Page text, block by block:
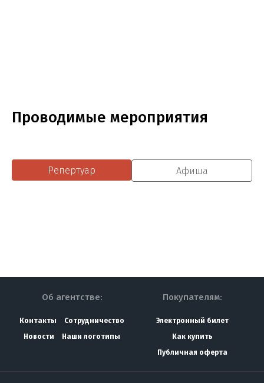
Проводимые мероприятия
Репертуар Афиша
Об агентстве:
Контакты
Сотрудничество
Новости
Наши логотипы
Покупателям:
Электронный билет
Как купить
Публичная оферта